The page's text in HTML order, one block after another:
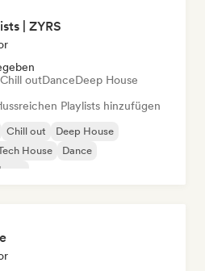
| ZYRS
Chill outDanceDeep House
Playlists hinzufügen
Chill out
Deep House
House
Dance